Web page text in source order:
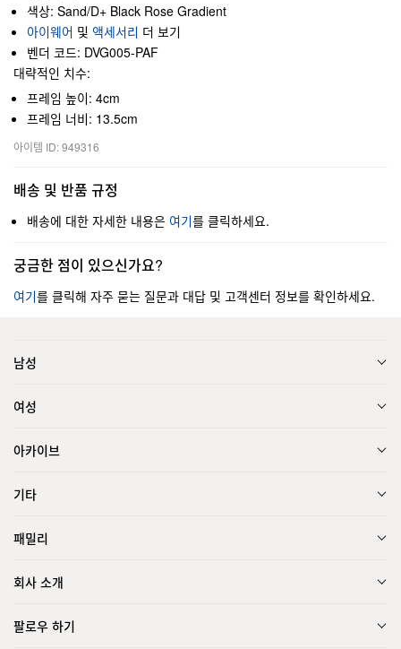
색상: Sand/D+ Black Rose Gradient
아이웨어 및 액세서리 더 보기
벤더 코드: DVG005-PAF
대략적인 치수:
프레임 높이: 4cm
프레임 너비: 13.5cm
아이템 ID: 949316
배송 및 반품 규정
배송에 대한 자세한 내용은 여기를 클릭하세요.
궁금한 점이 있으신가요?
여기를 클릭해 자주 묻는 질문과 대답 및 고객센터 정보를 확인하세요.
남성
여성
아카이브
기타
패밀리
회사 소개
팔로우 하기